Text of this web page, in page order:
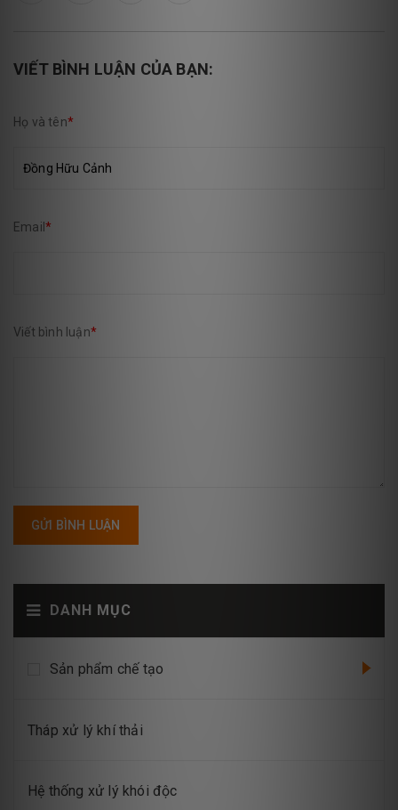
DANH MỤC
Sản phẩm chế tạo
Tháp xử lý khí thải
Hệ thống xử lý khói độc
VIẾT BÌNH LUẬN CỦA BẠN:
Họ và tên*
Email *
Viết bình luận*
GỬI BÌNH LUẬN